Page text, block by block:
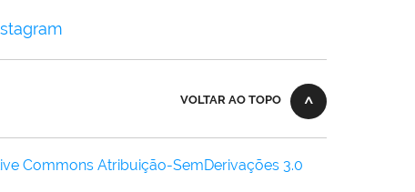
VOLTAR AO TOPO
Commons Atribuição-SemDerivações 3.0